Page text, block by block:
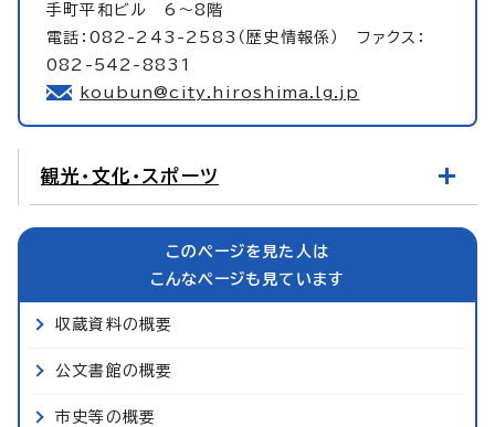
手町平和ビル 6～8階
電話：082-243-2583（歴史情報係） ファクス：
082-542-8831
koubun@city.hiroshima.lg.jp
観光・文化・スポーツ
このページを見た人は
こんなページも見ています
収蔵資料の概要
公文書館の概要
市史等の概要